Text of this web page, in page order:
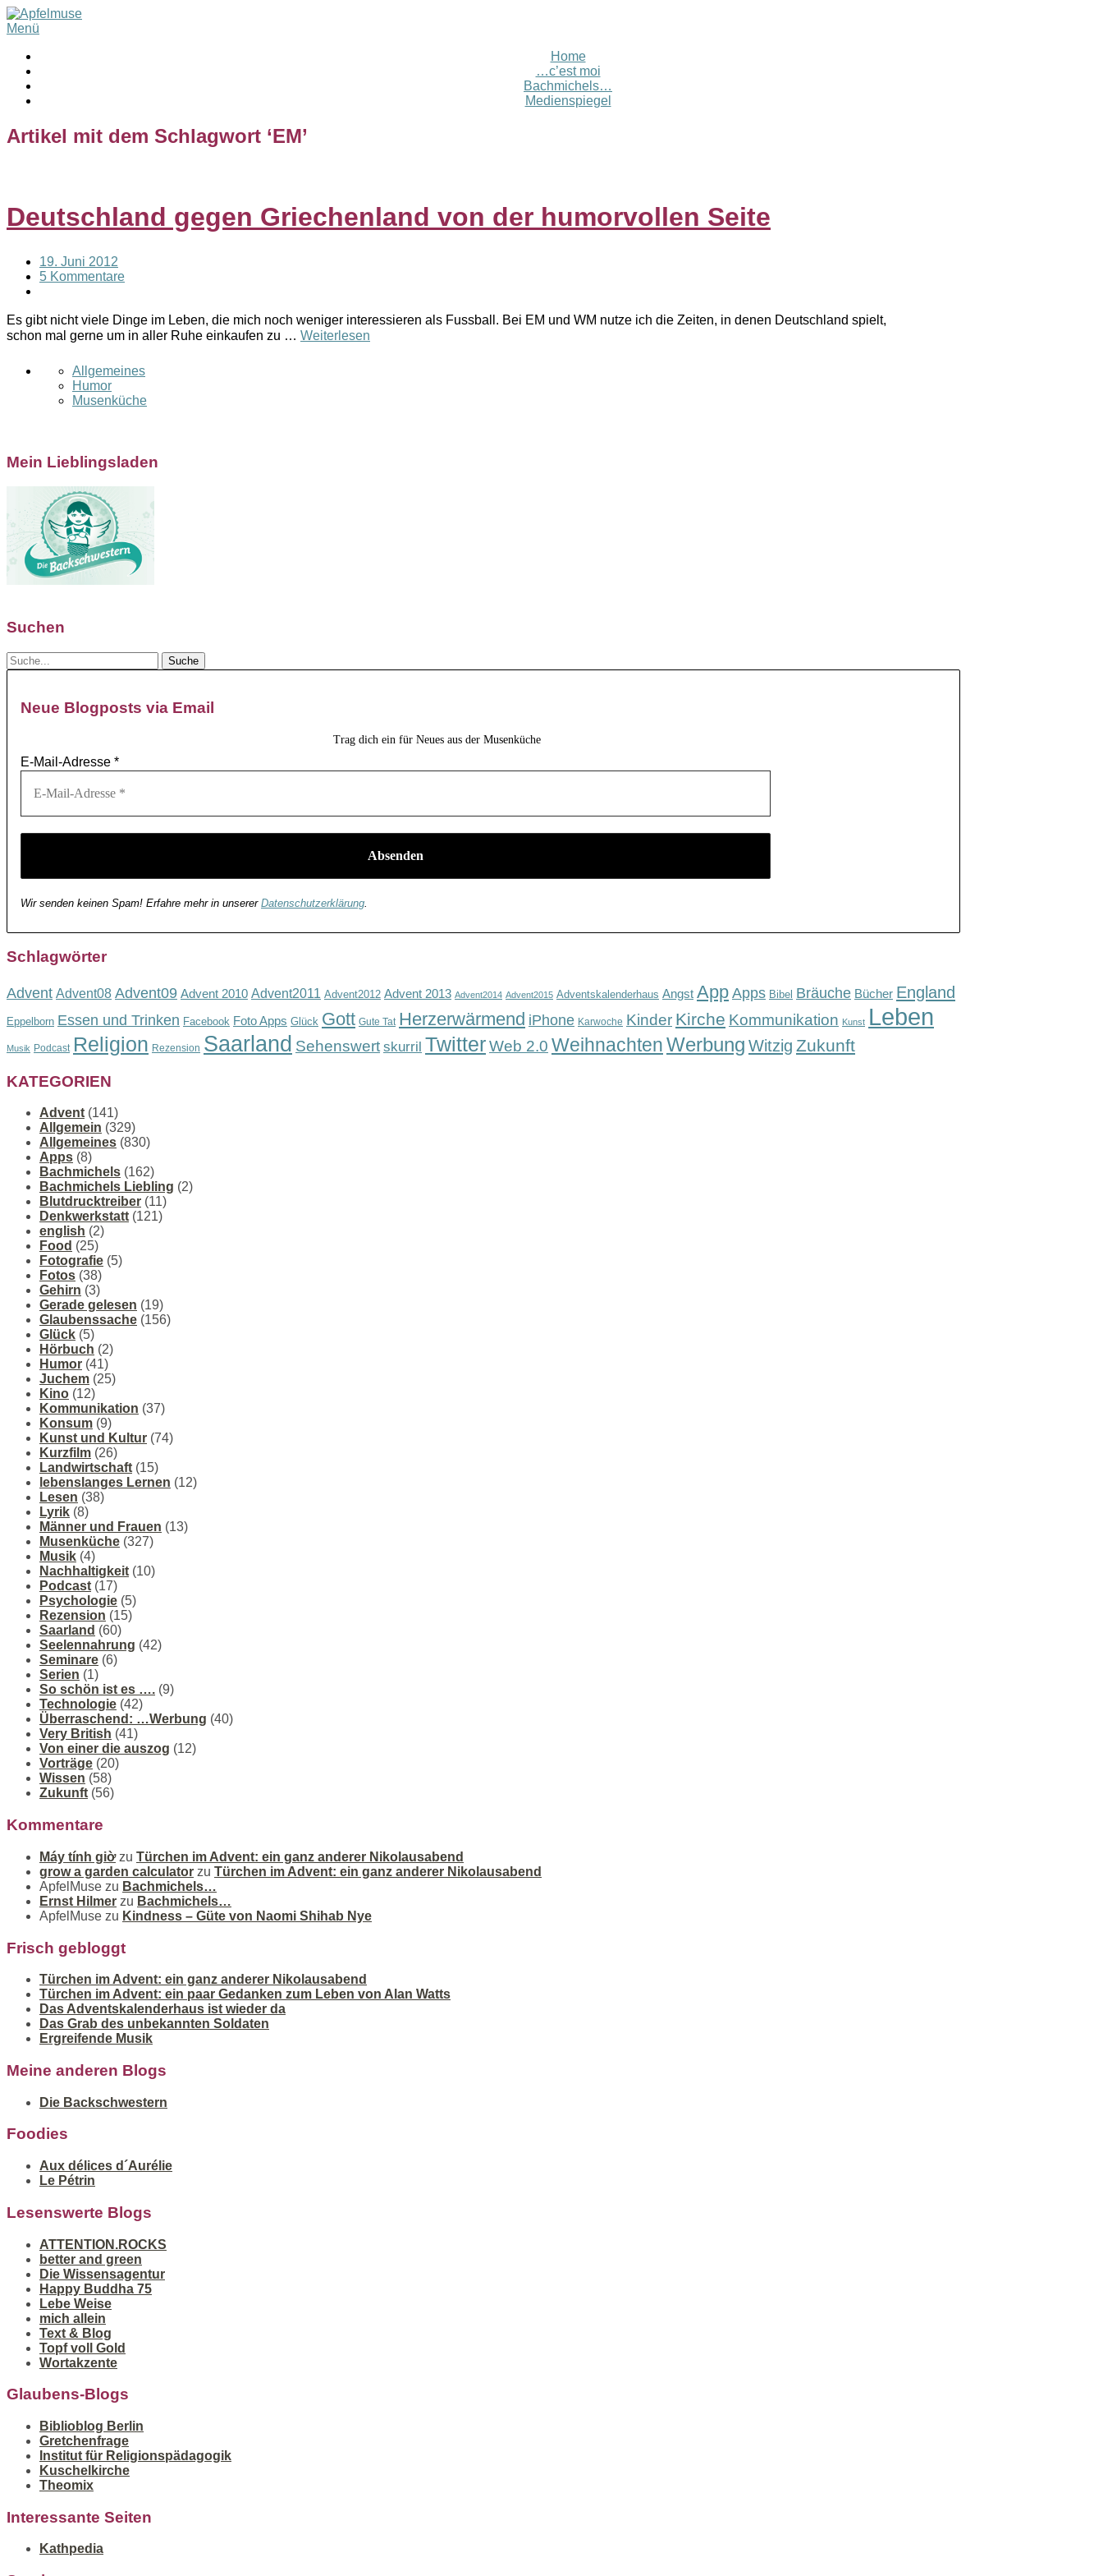
Menü
Home
…c’est moi
Bachmichels…
Medienspiegel
Artikel mit dem Schlagwort ‘EM’
Deutschland gegen Griechenland von der humorvollen Seite
19. Juni 2012
5 Kommentare
Es gibt nicht viele Dinge im Leben, die mich noch weniger interessieren als Fussball. Bei EM und WM nutze ich die Zeiten, in denen Deutschland spielt,
schon mal gerne um in aller Ruhe einkaufen zu … Weiterlesen
Allgemeines
Humor
Musenküche
Mein Lieblingsladen
Suchen
Neue Blogposts via Email
Trag dich ein für Neues aus der Musenküche
E-Mail-Adresse *
Wir senden keinen Spam! Erfahre mehr in unserer Datenschutzerklärung
Schlagwörter
Advent Advent08 Advent09 Advent 2010 Advent2011 Advent2012 Advent 2013 Advent2014 Advent2015 Adventskalenderhaus Angst App Apps Bibel Bräuche Bücher England
Eppelborn Essen und Trinken Facebook Foto Apps Glück Gott Gute Tat Herzerwärmend iPhone Karwoche Kinder Kirche Kommunikation Kunst Leben
Musik Podcast Religion Rezension Saarland Sehenswert skurril TwitterWeb 2.0 WeihnachtenWerbung Witzig Zukunft
KATEGORIEN
Advent (141)
Allgemein (329)
Allgemeines (830)
Apps (8)
Bachmichels (162)
Bachmichels Liebling (2)
Blutdrucktreiber (11)
Denkwerkstatt (121)
english (2)
Food (25)
Fotografie (5)
Fotos (38)
Gehirn (3)
Gerade gelesen (19)
Glaubenssache (156)
Glück (5)
Hörbuch (2)
Humor (41)
Juchem (25)
Kino (12)
Kommunikation (37)
Konsum (9)
Kunst und Kultur (74)
Kurzfilm (26)
Landwirtschaft (15)
lebenslanges Lernen (12)
Lesen (38)
Lyrik (8)
Männer und Frauen (13)
Musenküche (327)
Musik (4)
Nachhaltigkeit (10)
Podcast (17)
Psychologie (5)
Rezension (15)
Saarland (60)
Seelennahrung (42)
Seminare (6)
Serien (1)
So schön ist es …. (9)
Technologie (42)
Überraschend: …Werbung (40)
Very British (41)
Von einer die auszog (12)
Vorträge (20)
Wissen (58)
Zukunft (56)
Kommentare
Máy tính giờzu Türchen im Advent: ein ganz anderer Nikolausabend
grow a garden calculator zu Türchen im Advent: ein ganz anderer Nikolausabend
ApfelMuse zu Bachmichels…
Ernst Hilmer zu Bachmichels…
ApfelMuse zu Kindness – Güte von Naomi Shihab Nye
Frisch gebloggt
Türchen im Advent: ein ganz anderer Nikolausabend
Türchen im Advent: ein paar Gedanken zum Leben von Alan Watts
Das Adventskalenderhaus ist wieder da
Das Grab des unbekannten Soldaten
Ergreifende Musik
Meine anderen Blogs
Die Backschwestern
Foodies
Aux délices d´Aurélie
Le Pétrin
Lesenswerte Blogs
ATTENTION.ROCKS
better and green
Die Wissensagentur
Happy Buddha 75
Lebe Weise
mich allein
Text & Blog
Topf voll Gold
Wortakzente
Glaubens-Blogs
Biblioblog Berlin
Gretchenfrage
Institut für Religionspädagogik
Kuschelkirche
Theomix
Interessante Seiten
Kathpedia